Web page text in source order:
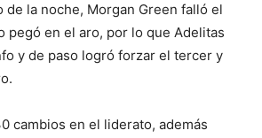
de la noche, Morgan Green falló el
pegó en el aro, por lo que Adelitas
y de paso logró forzar el tercer y
cambios en el liderato, además